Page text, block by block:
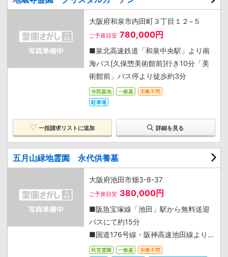
大阪府和泉市内田町３丁目１２−５
ご予算目安 780,000円
■泉北高速鉄道「和泉中央駅」より南
海バス[久保惣美術館前]行き10分「美
術館前」バス停より徒歩約3分
寺院墓地 一般墓
宗教不問
駐車場
一括請求リストに追加 詳細を見る
五月山緑地霊園 永代供養墓
大阪府池田市畑3-8-37
ご予算目安 380,000円
■阪急宝塚線「池田」駅から無料送迎
バスにて約15分
■国道176号線・阪神高速池田線より...
民営霊園 一般墓
宗教不問